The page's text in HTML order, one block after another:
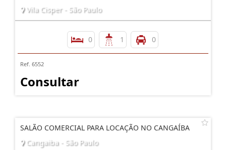
Vila Cisper - São Paulo
0 1 0
Ref. 6552
Consultar
SALÃO COMERCIAL PARA LOCAÇÃO NO CANGAÍBA
Cangaiba - São Paulo